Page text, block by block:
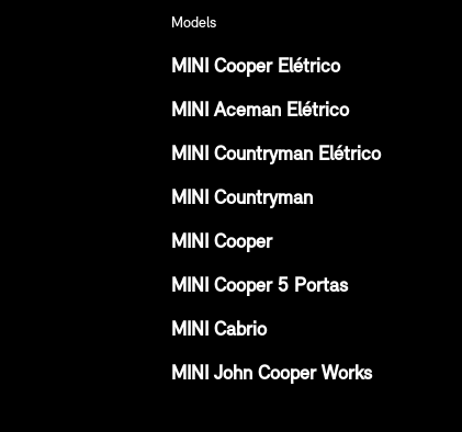
Models
MINI Cooper Elétrico
MINI Aceman Elétrico
MINI Countryman Elétrico
MINI Countryman
MINI Cooper
MINI Cooper 5 Portas
MINI Cabrio
MINI John Cooper Works